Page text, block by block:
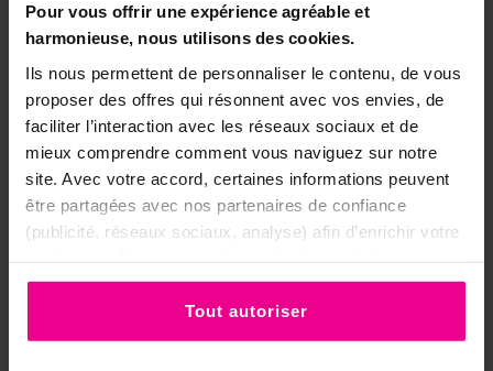
Pour vous offrir une expérience agréable et
harmonieuse, nous utilisons des cookies.
Ils nous permettent de personnaliser le contenu, de vous
proposer des offres qui résonnent avec vos envies, de
faciliter l’interaction avec les réseaux sociaux et de
mieux comprendre comment vous naviguez sur notre
site. Avec votre accord, certaines informations peuvent
être partagées avec nos partenaires de confiance
(publicité, réseaux sociaux, analyse) afin d’enrichir votre
ou de les refuser.
Tout autoriser
Composition
Rituel de la Lune
(masala)
Thème
Rituels de la Lune &
intuition
Senteur
Douce, mystérieuse et
enveloppante
Format
Bâtonnets, 15g
Rituels lunaires, intuition,
méditation